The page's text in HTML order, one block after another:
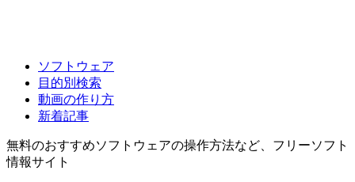
ソフトウェア
目的別検索
動画の作り方
新着記事
無料のおすすめソフトウェアの操作方法など、 フリーソフト
情報サイト